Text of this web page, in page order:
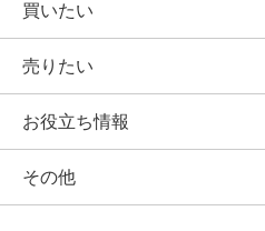
買いたい
売りたい
お役立ち情報
その他